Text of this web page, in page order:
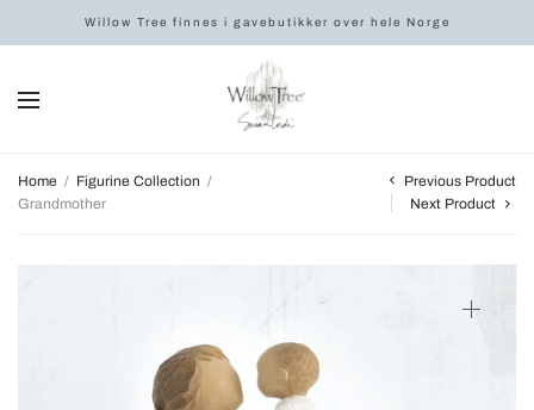
Willow Tree finnes i gavebutikker over hele Norge
Home / Figurine Collection /
Grandmother
Previous Product
Next Product